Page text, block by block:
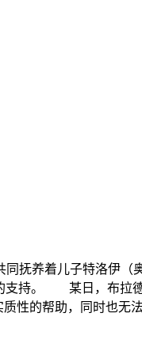
抚养着儿子特洛伊（
的支持。 某日，布拉
性的帮助，同时也无